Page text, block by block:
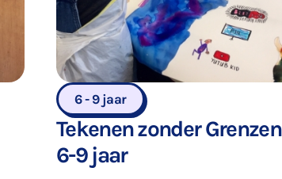
6 - 9 jaar
Tekenen zonder Grenzen
6-9 jaar